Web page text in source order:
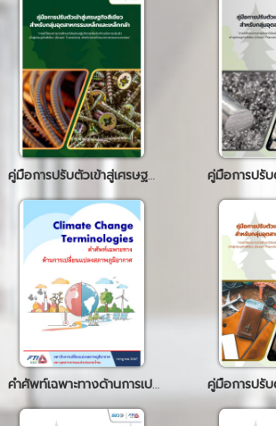
คู่มือการปรับตัวเข้าสู่เศรษฐกิจสีเขียว (เหล็ก)
คำศัพท์เฉพาะทางด้านการเปลี่ยนแปลงสภาพภูมิอากาศ